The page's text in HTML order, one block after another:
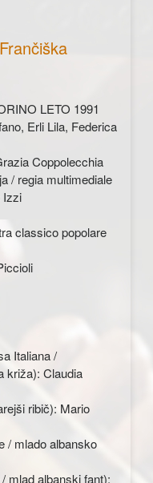
LETO 1991
Erli Lila, Federica
Coppolecchia
/ regia multimediale
Izzi
classico popolare
Italiana /
križa): Claudia
ribič): Mario
/ mlado albansko
mlad albanski fant):